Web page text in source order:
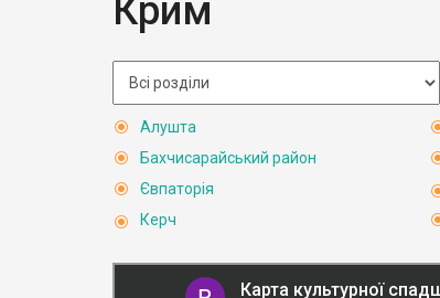
Крим
Алушта
Бахчисарайський район
Євпаторія
Керч